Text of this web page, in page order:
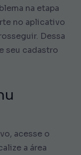
na etapa
no aplicativo
Dessa
seu cadastro
acesse o
a área